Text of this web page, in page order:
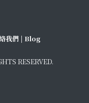
我們 | Blog
RESERVED.